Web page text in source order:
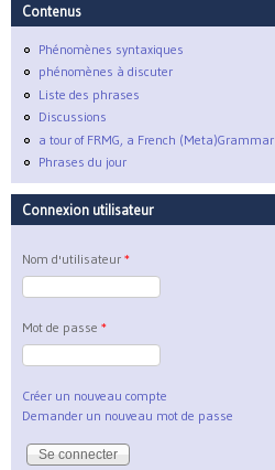
Contenus
Phénomènes syntaxiques
phénomènes à discuter
Liste des phrases
Discussions
a tour of FRMG, a French (Meta)Grammar
Phrases du jour
Connexion utilisateur
Nom d'utilisateur *
Mot de passe *
Créer un nouveau compte
Demander un nouveau mot de passe